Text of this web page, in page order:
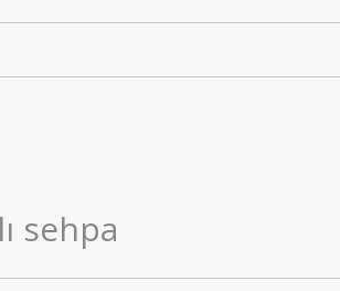
sehpa